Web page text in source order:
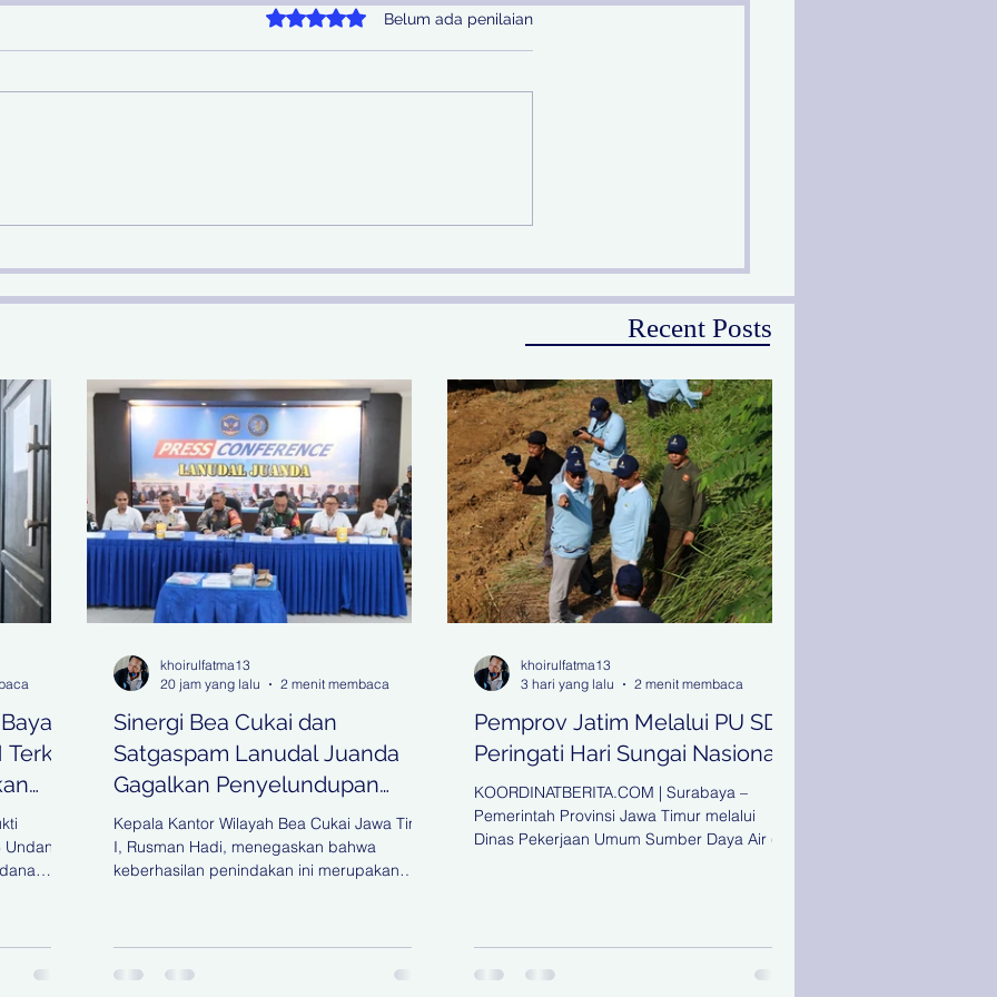
Juanda Gagalkan
di Bandara Juanda
Nasional
Dinilai 0 dari 5 bintang.
Belum ada penilaian
Recent Posts
Sinergi Bea Cukai dan
Satgaspam Lanudal Juanda
Gagalkan Penyelundupan
Narkotika di Bandara Juanda
Kepala Kantor Wilayah Bea Cukai Jawa Timur
I, Rusman Hadi, menegaskan bahwa
keberhasilan penindakan ini merupakan
khoirulfatma13
20 jam yang lalu
2 menit membaca
Pemprov Jatim Melalui PU SDA
Peringati Hari Sungai Nasional
KOORDINATBERITA.COM | Surabaya –
Pemerintah Provinsi Jawa Timur melalui
Dinas Pekerjaan Umum Sumber Daya Air (PU
peserta tersebut dilanjutkan dengan aksi
khoirulfatma13
3 hari yang lalu
2 menit membaca